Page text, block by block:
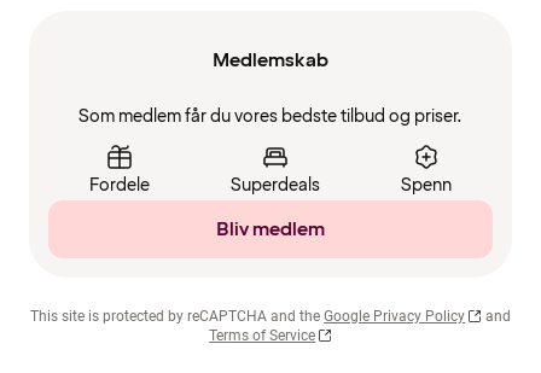
Medlemskab
Som medlem får du vores bedste tilbud og priser.
Fordele Superdeals Spenn
Bliv medlem
This site is protected by reCAPTCHA and the Google Privacy Policy
and
Terms of Service